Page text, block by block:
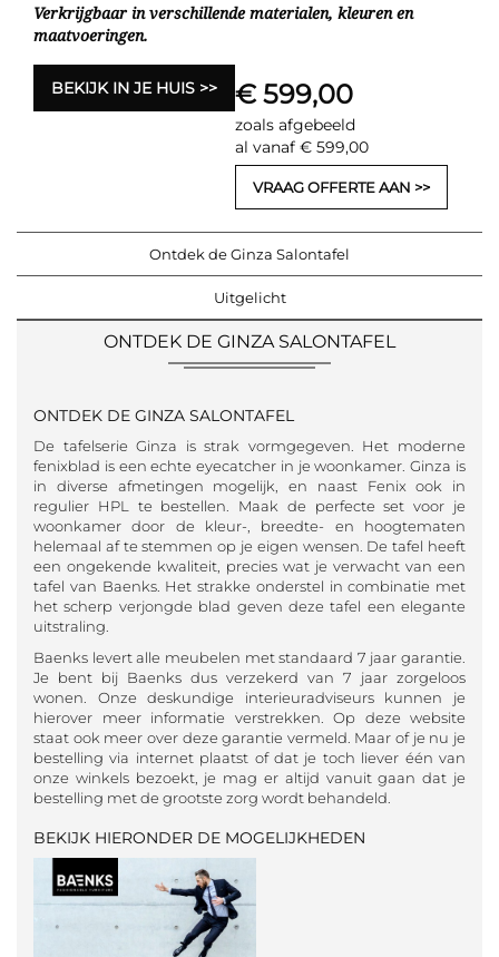
Verkrijgbaar in verschillende materialen, kleuren en
maatvoeringen.
BEKIJK IN JE HUIS € 599,00
zoals afgebeeld
al vanaf € 599,00
VRAAG OFFERTE AAN
Ontdek de Ginza Salontafel
Uitgelicht
ONTDEK DE GINZA SALONTAFEL
ONTDEK DE GINZA SALONTAFEL
De tafelserie Ginza is strak vormgegeven. Het moderne
fenixblad is een echte eyecatcher in je woonkamer. Ginza is
in diverse afmetingen mogelijk, en naast Fenix ook in
regulier HPL te bestellen. Maak de perfecte set voor je
woonkamer door de kleur-, breedte- en hoogtematen
helemaal af te stemmen op je eigen wensen. De tafel heeft
een ongekende kwaliteit, precies wat je verwacht van een
tafel van Baenks. Het strakke onderstel in combinatie met
het scherp verjongde blad geven deze tafel een elegante
uitstraling.
Baenks levert alle meubelen met standaard 7 jaar garantie.
Je bent bij Baenks dus verzekerd van 7 jaar zorgeloos
wonen. Onze deskundige interieuradviseurs kunnen je
hierover meer informatie verstrekken. Op deze website
staat ook meer over deze garantie vermeld. Maar of je nu je
bestelling via internet plaatst of dat je toch liever één van
onze winkels bezoekt, je mag er altijd vanuit gaan dat je
bestelling met de grootste zorg wordt behandeld.
BEKIJK HIERONDER DE MOGELIJKHEDEN